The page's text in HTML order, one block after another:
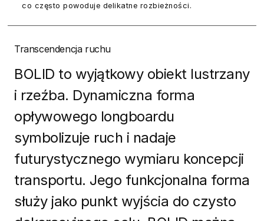
co często powoduje delikatne rozbieżności.
Transcendencja ruchu
BOLID to wyjątkowy obiekt lustrzany
i rzeźba. Dynamiczna forma
opływowego longboardu
symbolizuje ruch i nadaje
futurystycznego wymiaru koncepcji
transportu. Jego funkcjonalna forma
służy jako punkt wyjścia do czysto